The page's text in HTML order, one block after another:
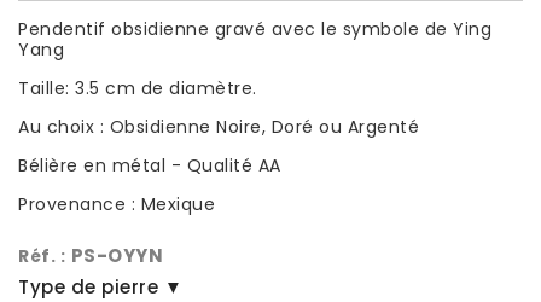
Pendentif obsidienne gravé avec le symbole de Ying
Yang
Taille: 3.5 cm de diamètre.
Au choix : Obsidienne Noire, Doré ou Argenté
Bélière en métal - Qualité AA
Provenance : Mexique
Réf. : PS-OYYN
Type de pierre ▼